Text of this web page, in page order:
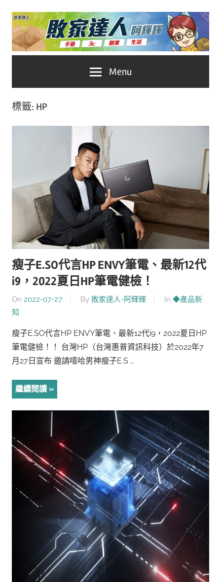
Skip
content
家
薦
No.1
遊
戲
科
Menu
標籤: HP
瘦子E.SO代言HP ENVY筆電、最新12代
i9，2022夏日HP筆電健檢！
On 2022-07-27 By 敗家達人-阿輝輝 In ◆產品新
知
瘦子E.SO代言HP ENVY筆電、最新12代i9，2022夏日HP
筆電健檢！！ 台灣HP（台灣惠普資訊科技）於2022年7
月27日宣布 邀請嘻哈男神瘦子E.S …
繼續閱讀